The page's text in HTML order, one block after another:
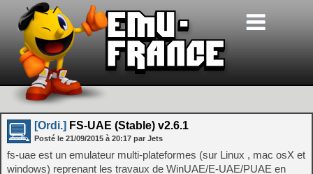
[Ordi.] FS-UAE (Stable) v2.6.1
Posté le 21/09/2015 à 20:17 par Jets
fs-uae est un emulateur multi-plateformes (sur Linux , mac osX et
windows) reprenant les travaux de WinUAE/E-UAE/PUAE en